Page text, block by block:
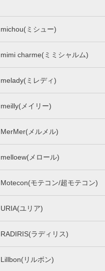
michou(ミシュー)
mimi charme(ミミシャルム)
melady(ミレディ)
meilly(メイリー)
MerMer(メルメル)
melloew(メロール)
Motecon(モテコン/超モテコン)
URIA(ユリア)
RADIRIS(ラディリス)
Lillbon(リルボン)